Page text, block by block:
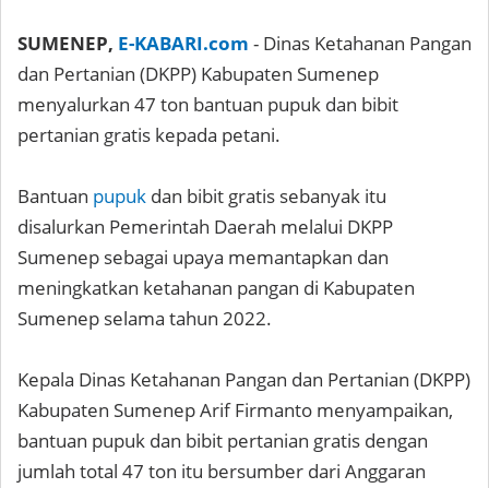
SUMENEP, E-KABARI.com - Dinas Ketahanan Pangan
dan Pertanian (DKPP) Kabupaten Sumenep
menyalurkan 47 ton bantuan pupuk dan bibit
pertanian gratis kepada petani.
Bantuan pupuk dan bibit gratis sebanyak itu
disalurkan Pemerintah Daerah melalui DKPP
Sumenep sebagai upaya memantapkan dan
meningkatkan ketahanan pangan di Kabupaten
Sumenep selama tahun 2022.
Kepala Dinas Ketahanan Pangan dan Pertanian (DKPP)
Kabupaten Sumenep Arif Firmanto menyampaikan,
bantuan pupuk dan bibit pertanian gratis dengan
jumlah total 47 ton itu bersumber dari Anggaran